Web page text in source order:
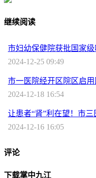
继续阅读
市妇幼保健院获批国家
2024-12-25 09:49
市一医院经开区院区启
2024-12-18 16:54
让患者“肾”利在望！市
2024-12-16 16:05
评论
下载掌中九江